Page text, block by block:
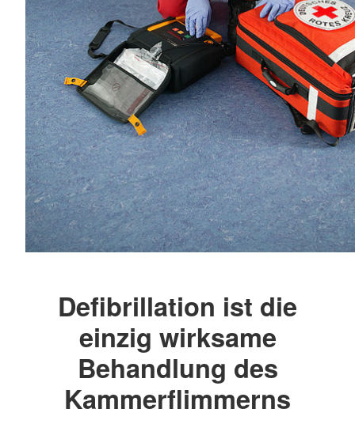
Defibrillation ist die
einzig wirksame
Behandlung des
Kammerflimmerns